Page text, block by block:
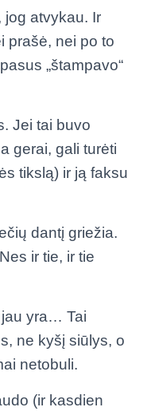
jog atvykau. Ir
prašė, nei po to
„štampavo“
Jei tai buvo
gerai, gali turėti
tikslą) ir ją faksu
dantį griežia.
ir tie, ir tie
jau yra… Tai
ne kyšį siūlys, o
netobuli.
(ir kasdien